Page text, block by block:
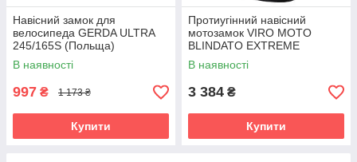
Навісний замок для
велосипеда GERDA ULTRA
245/165S (Польща)
В наявності
997 ₴ 1 173 ₴
Купити
Протиугінний навісний
мотозамок VIRO MOTO
BLINDATO EXTREME
STAINLESS_STEEL 3KEY 83
мм (Італія)
В наявності
3 384 ₴
Купити